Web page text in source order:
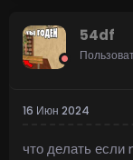
54df
16 Июн 2024
что делать если